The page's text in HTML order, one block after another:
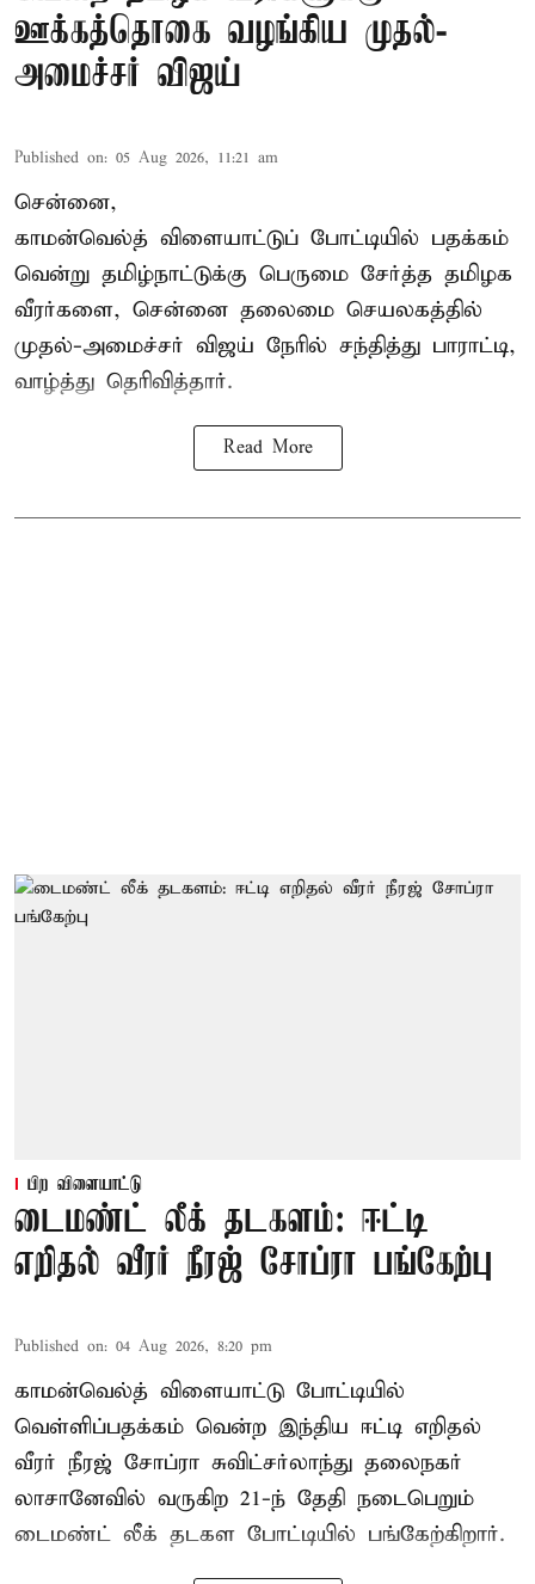
ஊக்கத்தொகை வழங்கிய முதல்-
அமைச்சர் விஜய்
Published on: 05 Aug 2026, 11:21 am
சென்னை,
காமன்வெல்த் விளையாட்டுப் போட்டியில் பதக்கம்
வென்று தமிழ்நாட்டுக்கு பெருமை சேர்த்த தமிழக
வீரர்களை, சென்னை தலைமை செயலகத்தில்
முதல்-அமைச்சர் விஜய் நேரில் சந்தித்து பாராட்டி,
வாழ்த்து தெரிவித்தார்.
Read More
பிற விளையாட்டு
டைமண்ட் லீக் தடகளம்: ஈட்டி
எறிதல் வீரர் நீரஜ் சோப்ரா பங்கேற்பு
Published on: 04 Aug 2026, 8:20 pm
காமன்வெல்த் விளையாட்டு போட்டியில்
வெள்ளிப்பதக்கம் வென்ற இந்திய ஈட்டி எறிதல்
வீரர் நீரஜ் சோப்ரா சுவிட்சர்லாந்து தலைநகர்
லாசானேவில் வருகிற 21-ந் தேதி நடைபெறும்
டைமண்ட் லீக் தடகள போட்டியில் பங்கேற்கிறார்.